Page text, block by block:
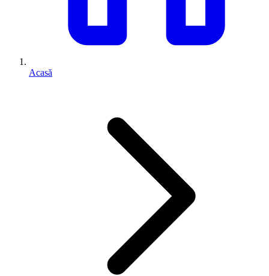
Acasă